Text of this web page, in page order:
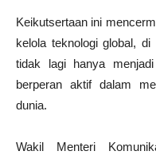
Keikutsertaan ini
kelola teknologi global,
tidak lagi hanya
berperan aktif dalam
dunia.
Wakil Menteri